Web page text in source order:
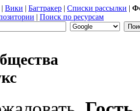
| Вики | Багтракер | Списки рассылки |
| Поиск по ресурсам